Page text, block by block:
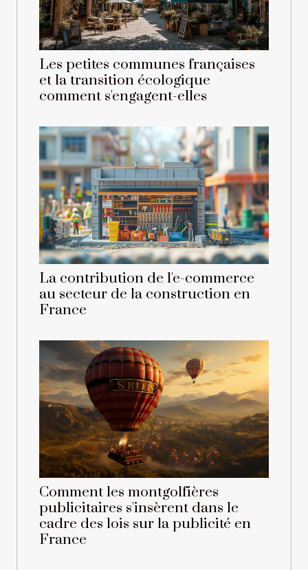
Les petites communes françaises
et la transition écologique
comment s'engagent-elles
La contribution de l'e-commerce
au secteur de la construction en
France
Comment les montgolfières
publicitaires s'insèrent dans le
cadre des lois sur la publicité en
France